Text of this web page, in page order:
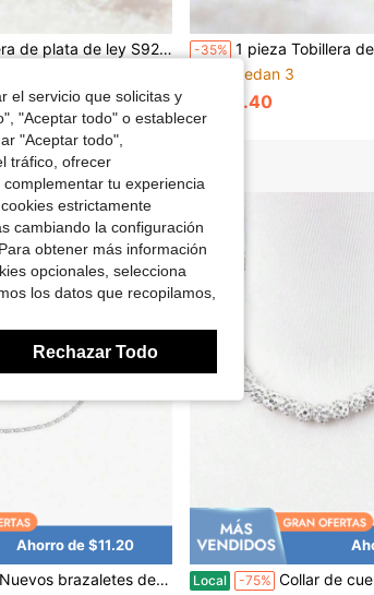
único minimalista y de moda, versátil para uso diario, casual, fiesta, ajustable, regalo
-35% 1 pieza Tobillera de plata de ley S925 con borla y mariposa soñadora, diseño elegante, tobillera de lujo
Solo quedan 3
$13.40
Ahorro de $11.20
mujeres, joyería de tobillos minimalista y delgada, accesorio de playa de verano, a prueba de agua, suave y ligero Local -75% Collar de cuentas con diseño de béisbol, joyería
el servicio que solicitas y
"Aceptar todo" o establecer
"Aceptar todo",
tráfico, ofrecer
tu experiencia
estrictamente
cambiando la configuración
obtener más información
opcionales, selecciona
los datos que recopilamos,
Rechazar Todo